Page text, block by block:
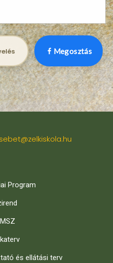
Megosztás
Program
és ellátási terv